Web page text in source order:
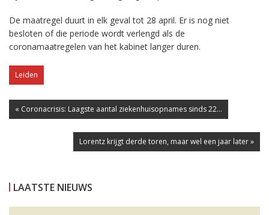
De maatregel duurt in elk geval tot 28 april. Er is nog niet
besloten of die periode wordt verlengd als de
coronamaatregelen van het kabinet langer duren.
Leiden
« Coronacrisis: Laagste aantal ziekenhuisopnames sinds 22...
Lorentz krijgt derde toren, maar wel een jaar later »
LAATSTE NIEUWS